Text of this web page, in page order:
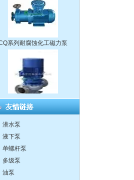
CQ系列耐腐蚀化工磁力泵
离心泵:ISG系列单级单吸立
式管道离心泵
液下泵,耐腐蚀液下泵
潜水泵
液下泵
单螺杆泵
多级泵
油泵